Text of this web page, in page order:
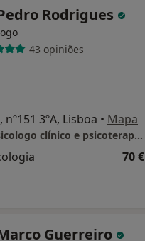
Rodrigues
43 opiniões
3ºA, Lisboa • Mapa
Dr. Pedro Rodrigues - Psicologo clínico e psicoterapeuta
70 €
Guerreiro